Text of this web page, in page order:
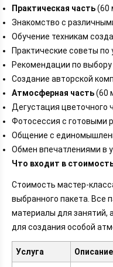
Практическая часть(60
Знакомство с
Обучение техникам
Практические советы по
Рекомендации по выбору
Создание авторской
Атмосферная часть(60
Дегустация цветочного
Фотосессия с готовыми
Общение с
Обмен впечатлениями в
Что входит в
Стоимость мастер-
выбранного пакета. Все
материалы для занятий,
для создания особой
Услуга Описание